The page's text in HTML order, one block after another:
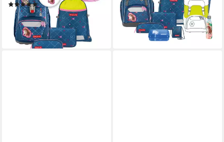
(1)
269,99 € UVP 360,95 €
-25%
lieferbar - in 3-4 Werktagen bei dir
219,99 €
UVP395,94 €
-44%
lieferbar - in 3-4 Werktagen bei dir